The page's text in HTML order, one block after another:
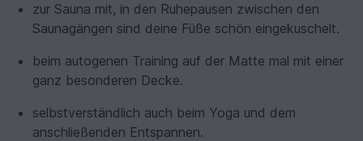
zur Sauna mit, in den Ruhepausen zwischen den
Saunagängen sind deine Füße schön eingekuschelt.
beim autogenen Training auf der Matte mal mit einer
ganz besonderen Decke.
selbstverständlich auch beim Yoga und dem
anschließenden Entspannen.